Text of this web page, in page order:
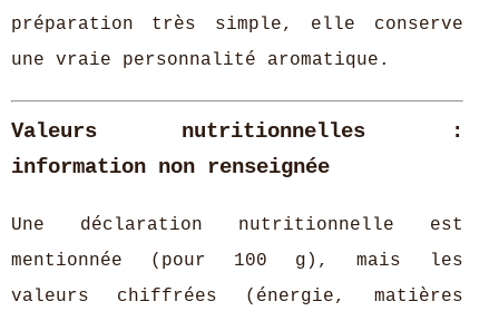
préparation très simple, elle conserve
une vraie personnalité aromatique.
Valeurs nutritionnelles :
information non renseignée
Une déclaration nutritionnelle est
mentionnée (pour 100 g), mais les
valeurs chiffrées (énergie, matières